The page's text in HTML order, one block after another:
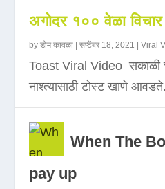
अगोदर १०० वेळा
byडोम कावळा |सप्टेंबर 18, 2021 |Viral
Toast Viral Video सकाळी
नाश्त्यासाठी टोस्ट खाणे
When The
pay up